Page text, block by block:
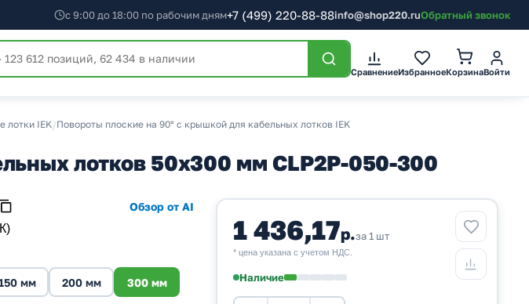
с 9:00 до 18:00 по рабочим дням+7 (499) 220-88-88info@shop220.ruОбратный звонок
СравнениеИзбранноеКорзинаВойти
лотки IEK/Повороты плоские на 90° с крышкой для кабельных лотков IEK
лотков 50х300 мм CLP2P-050-300
Обзор от AI
мм 200 мм 300 мм
1 436,17р.за 1 шт
* цена указана с учетом НДС.
Наличие